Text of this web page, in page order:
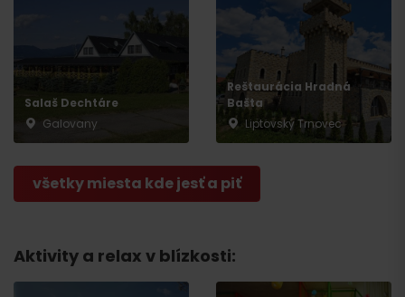
Salaš Dechtáre
Galovany
Reštaurácia Hradná
Bašta
Liptovský Trnovec
všetky miesta kde jesť a piť
Aktivity a relax v blízkosti: